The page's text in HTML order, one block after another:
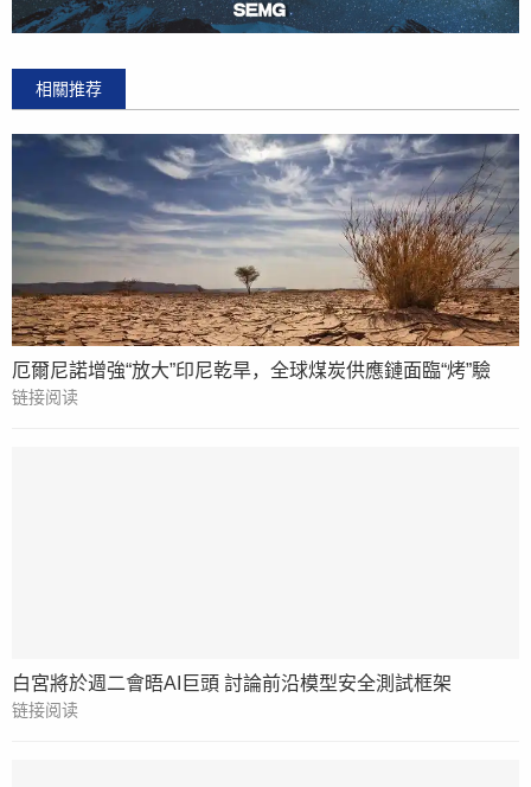
相關推荐
厄爾尼諾增強“放大”印尼乾旱，全球煤炭供應鏈面臨“烤”驗
链接阅读
白宮將於週二會晤AI巨頭 討論前沿模型安全測試框架
链接阅读